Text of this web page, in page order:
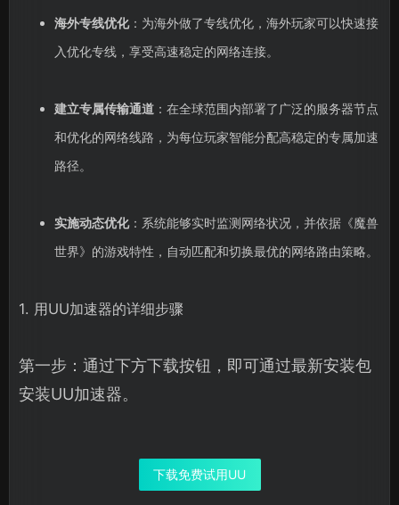
海外专线优化：为海外做了专线优化，海外玩家可以快速接
入优化专线，享受高速稳定的网络连接。
建立专属传输通道：在全球范围内部署了广泛的服务器节点
和优化的网络线路，为每位玩家智能分配高稳定的专属加速
路径。
实施动态优化：系统能够实时监测网络状况，并依据《魔兽
世界》的游戏特性，自动匹配和切换最优的网络路由策略。
1. 用UU加速器的详细步骤
第一步：通过下方下载按钮，即可通过最新安装包
安装UU加速器。
下载免费试用UU